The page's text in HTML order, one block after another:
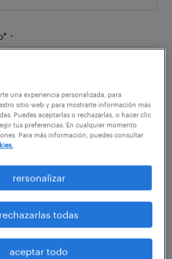
*
*
una experiencia personalizada, para
sitio web y para mostrarte información más
Puedes aceptarlas o rechazarlas, o hacer clic
tus preferencias. En cualquier momento
Para más información, puedes consultar
rersonalizar
rechazarlas todas
aceptar todo